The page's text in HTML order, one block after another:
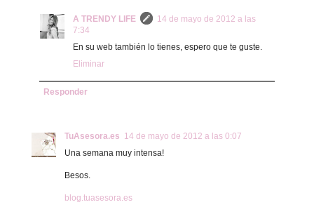
A TRENDY LIFE
14 de mayo de 2012 a las
7:34
En su web también lo tienes, espero que te guste.
Eliminar
Responder
TuAsesora.es 14 de mayo de 2012 a las 0:07
Una semana muy intensa!
Besos.
blog.tuasesora.es